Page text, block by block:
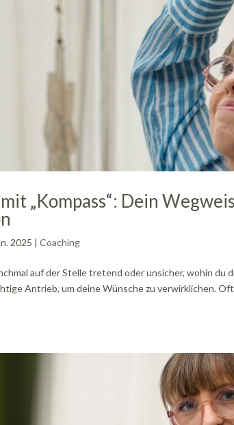
„Kompass“: Dein
2025 |Coaching
auf der Stelle tretend oder unsicher, wohin
Antrieb, um deine Wünsche zu verwirklichen.